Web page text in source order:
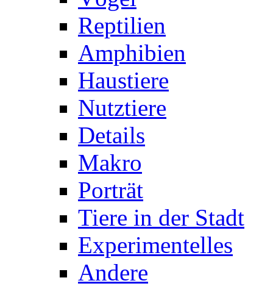
Reptilien
Amphibien
Haustiere
Nutztiere
Details
Makro
Porträt
Tiere in der Stadt
Experimentelles
Andere